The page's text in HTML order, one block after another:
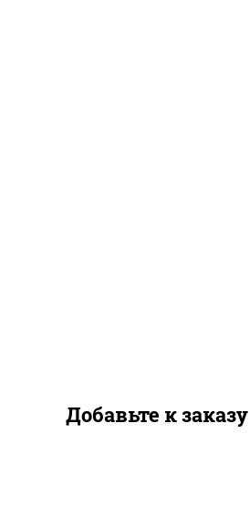
Добавьте к заказу